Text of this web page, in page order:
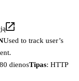
Used to track user’s
dienosTipas: HTTP